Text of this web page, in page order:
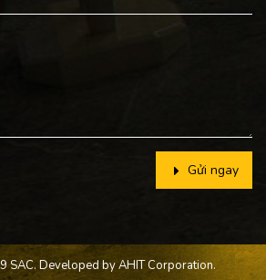
Gửi ngay
SAC. Developed byAHIT Corporation.